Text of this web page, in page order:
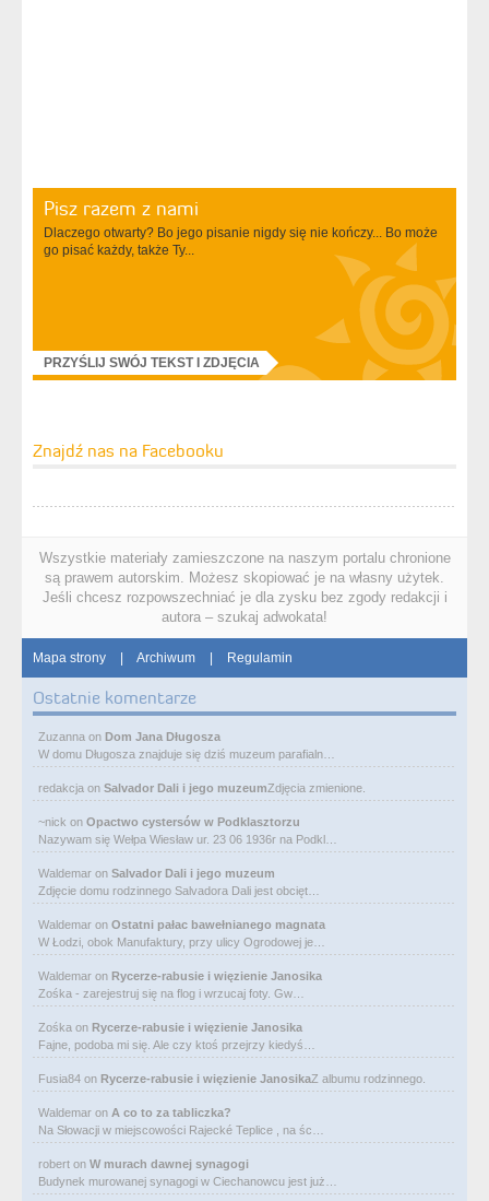
Pisz razem z nami
Dlaczego otwarty? Bo jego pisanie nigdy się nie kończy... Bo może
go pisać każdy, także Ty...
PRZYŚLIJ SWÓJ TEKST I ZDJĘCIA
Znajdź nas na Facebooku
Wszystkie materiały zamieszczone na naszym portalu chronione
są prawem autorskim. Możesz skopiować je na własny użytek.
Jeśli chcesz rozpowszechniać je dla zysku bez zgody redakcji i
autora – szukaj adwokata!
Mapa strony | Archiwum | Regulamin
Ostatnie komentarze
Zuzanna on Dom Jana Długosza
W domu Długosza znajduje się dziś muzeum parafialn…
redakcja on Salvador Dali i jego muzeumZdjęcia zmienione.
~nick on Opactwo cystersów w Podklasztorzu
Nazywam się Wełpa Wiesław ur. 23 06 1936r na Podkl…
Waldemar on Salvador Dali i jego muzeum
Zdjęcie domu rodzinnego Salvadora Dali jest obcięt…
Waldemar on Ostatni pałac bawełnianego magnata
W Łodzi, obok Manufaktury, przy ulicy Ogrodowej je…
Waldemar on Rycerze-rabusie i więzienie Janosika
Zośka - zarejestruj się na flog i wrzucaj foty. Gw…
Zośka on Rycerze-rabusie i więzienie Janosika
Fajne, podoba mi się. Ale czy ktoś przejrzy kiedyś…
Fusia84 on Rycerze-rabusie i więzienie JanosikaZ albumu rodzinnego.
Waldemar on A co to za tabliczka?
Na Słowacji w miejscowości Rajecké Teplice , na śc…
robert on W murach dawnej synagogi
Budynek murowanej synagogi w Ciechanowcu jest już…